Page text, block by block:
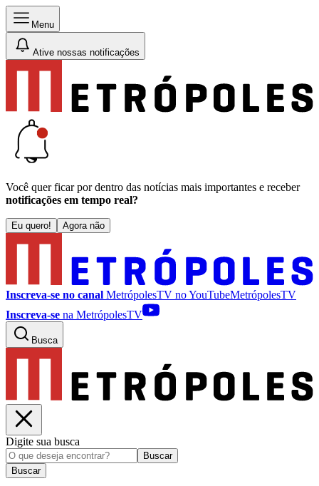
Menu
Ative nossas notificações
Você quer ficar por dentro das notícias mais importantes e receber
notificações em tempo real?
Eu quero! Agora não
Inscreva-se no canal MetrópolesTV noYouTubeMetrópolesTV
Inscreva-se na MetrópolesTV
Busca
Digite sua busca
Buscar
Buscar